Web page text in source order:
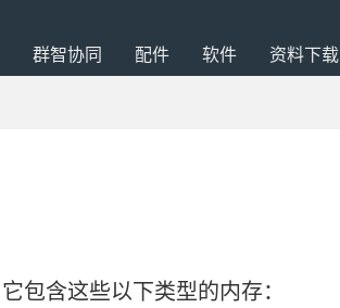
群智协同 配件 软件 资料下载
它包含这些以下类型的内存：